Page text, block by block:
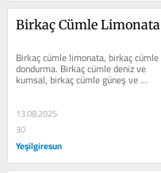
Birkaç Cümle Limonata
Birkaç cümle limonata, birkaç cümle
dondurma. Birkaç cümle deniz ve
kumsal, birkaç cümle güneş ve
rüzgâr. Birkaç cümle huzur ve...
13.08.2025
30
Yeşilgiresun